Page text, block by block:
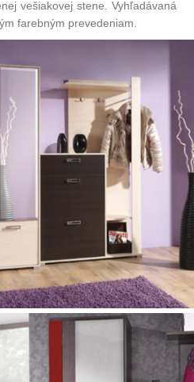
vešiakovej stene. Vyhľadávaná
farebným prevedeniam.